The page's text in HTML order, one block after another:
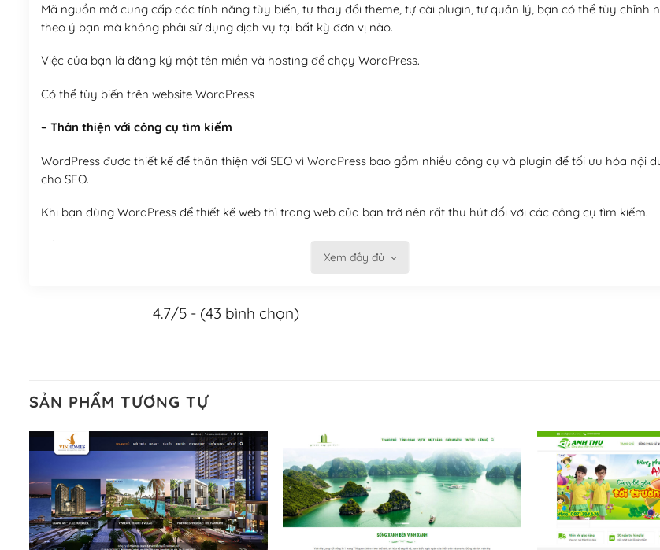
Mã nguồn mở cung cấp các tính năng tùy biến, tự thay đổi theme, tự cài plugin, tự quản lý, bạn có thể tùy chỉnh
theo ý bạn mà không phải sử dụng dịch vụ tại bất kỳ đơn vị nào.
Việc của bạn là đăng ký một tên miền và hosting để chạy WordPress.
Có thể tùy biến trên website WordPress
– Thân thiện với công cụ tìm kiếm
WordPress được thiết kế để thân thiện với SEO vì WordPress bao gồm nhiều công cụ và plugin để tối ưu hóa nội
cho SEO.
Khi bạn dùng WordPress để thiết kế web thì trang web của bạn trở nên rất thu hút đối với các công cụ tìm kiếm.
Tối ưu hóa công cụ tìm kiếm
Khi bạn sử dụng WordPress, thì vấn đề giao diện của bạn trở nên dễ dàng và nhanh chóng. Với kho Theme
– Sở hữu một cộng đồng lớn, sẵn sàng hỗ trợ
WordPress là nơi lưu trữ cho một diễn đàn cộng đồng khổng lồ được kiểm duyệt bởi các nhân viên và những
cuồng tín WordPress.
Nếu bạn gặp khó khăn, bạn có thể lên mạng và tìm kiếm những cộng đồng WordPress, họ sẽ giúp bạn trả lời, giải
Xem đầy đủ
4.7/5 - (43 bình chọn)
SẢN PHẨM TƯƠNG TỰ